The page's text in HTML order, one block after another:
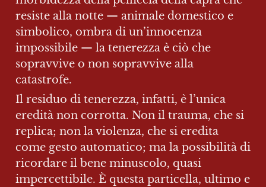
resiste alla notte — animale domestico e
simbolico, ombra di un’innocenza
impossibile — la tenerezza è ciò che
sopravvive o non sopravvive alla
catastrofe.
Il residuo di tenerezza, infatti, è l’unica
eredità non corrotta. Non il trauma, che si
replica; non la violenza, che si eredita
come gesto automatico; ma la possibilità di
ricordare il bene minuscolo, quasi
impercettibile. È questa particella, ultimo e